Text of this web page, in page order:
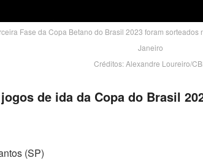
Fase da Copa Betano do Brasil 2023 foram
Janeiro
Créditos: Alexandre Loureiro/
de ida da Copa do Brasil
(SP)